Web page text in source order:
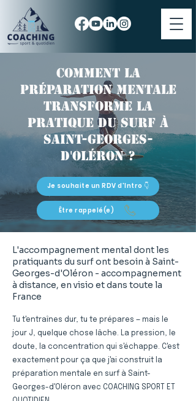
Comment la
préparation mentale
transforme la
pratique du surf à
Saint-Georges-
d'Oléron ?
Je souhaite un RDV d'Intro 👇
Être rappelé(e)
L'accompagnement mental dont les
pratiquants du surf ont besoin à Saint-
Georges-d'Oléron - accompagnement
à distance, en visio et dans toute la
France
Tu t'entraînes dur, tu te prépares — mais le
jour J, quelque chose lâche. La pression, le
doute, la concentration qui s'échappe. C'est
exactement pour ça que j'ai construit la
préparation mentale en surf à Saint-
Georges-d'Oléron avec COACHING SPORT ET